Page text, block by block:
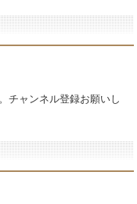
チャンネル登録お願いし